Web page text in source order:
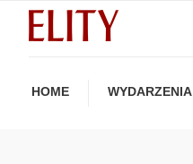
HOME WYDARZENIA